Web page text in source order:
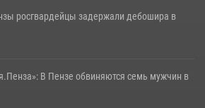
росгвардейцы задержали дебошира в
В Пензе обвиняются семь мужчин в